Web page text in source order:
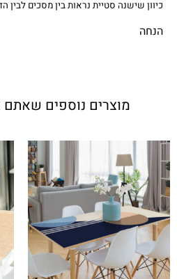
כיוון שישנה סטיית נראות בין מסכים לבין
הנחה
מוצרים נוספים שאתם